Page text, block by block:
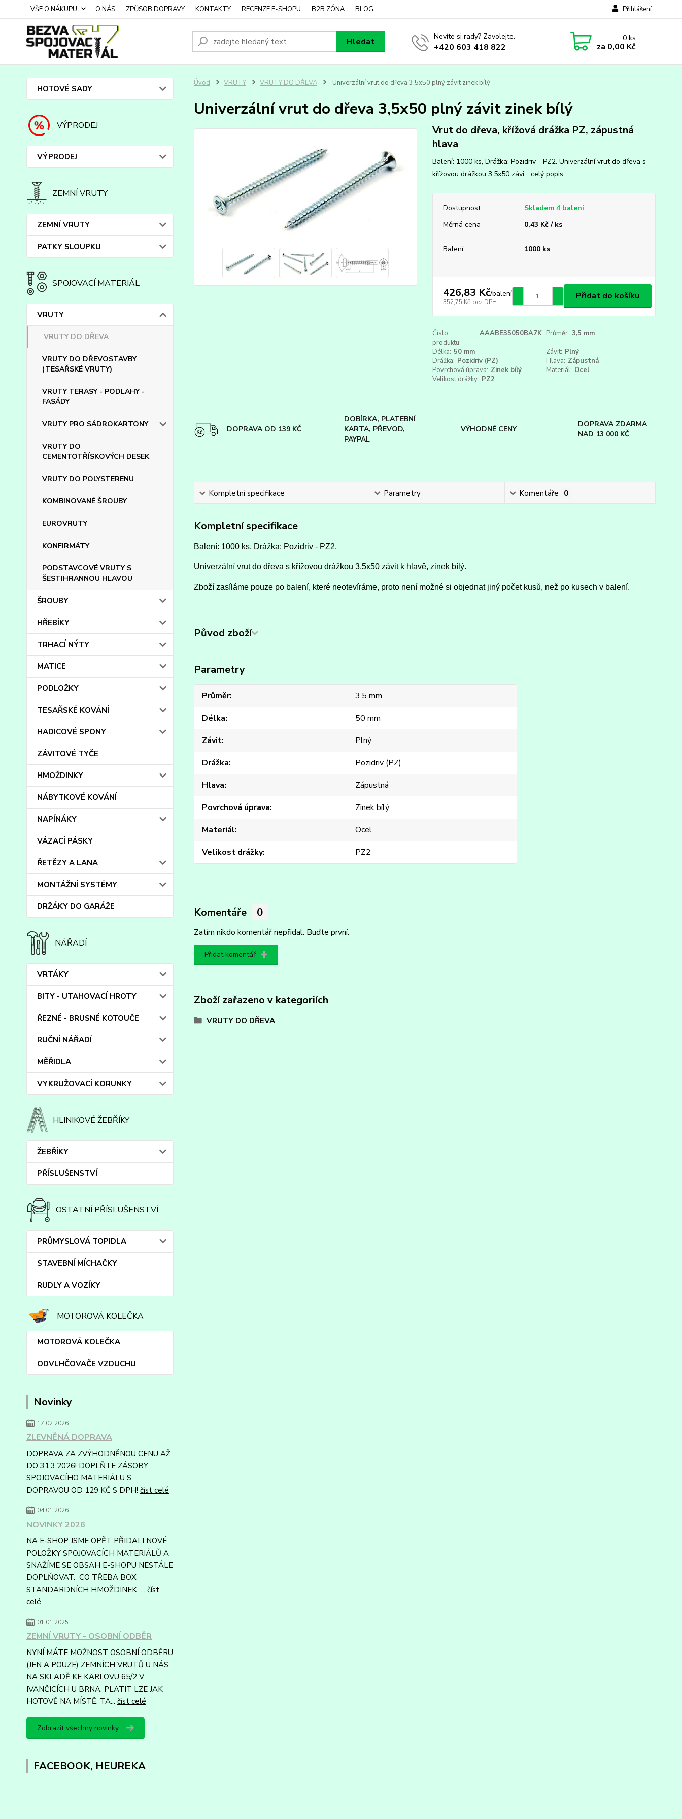
VŠE O NÁKUPU O NÁS ZPŮSOB DOPRAVY KONTAKTY RECENZE E-SHOPU B2B ZÓNA BLOG Přihlášení
Hledat Nevíte si rady? Zavolejte.
+420 603 418 822
0ks
za 0,00 Kč
HOTOVÉ SADY
VÝPRODEJ
VÝPRODEJ
ZEMNÍ VRUTY
ZEMNÍ VRUTY
PATKY SLOUPKU
SPOJOVACÍ MATERIÁL
VRUTY
VRUTY DO DŘEVA
VRUTY DO DŘEVOSTAVBY
(TESAŘSKÉ VRUTY)
VRUTY TERASY - PODLAHY -
FASÁDY
VRUTY PRO SÁDROKARTONY
VRUTY DO
CEMENTOTŘÍSKOVÝCH DESEK
VRUTY DO POLYSTERENU
KOMBINOVANÉ ŠROUBY
EUROVRUTY
KONFIRMÁTY
PODSTAVCOVÉ VRUTY S
ŠESTIHRANNOU HLAVOU
ŠROUBY
HŘEBÍKY
TRHACÍ NÝTY
MATICE
PODLOŽKY
TESAŘSKÉ KOVÁNÍ
HADICOVÉ SPONY
ZÁVITOVÉ TYČE
HMOŽDINKY
NÁBYTKOVÉ KOVÁNÍ
NAPÍNÁKY
VÁZACÍ PÁSKY
ŘETĚZY A LANA
MONTÁŽNÍ SYSTÉMY
DRŽÁKY DO GARÁŽE
NÁŘADÍ
VRTÁKY
BITY - UTAHOVACÍ HROTY
ŘEZNÉ - BRUSNÉ KOTOUČE
RUČNÍ NÁŘADÍ
MĚŘIDLA
VYKRUŽOVACÍ KORUNKY
HLINIKOVÉ ŽEBŘÍKY
ŽEBŘÍKY
PŘÍSLUŠENSTVÍ
OSTATNÍ PŘÍSLUŠENSTVÍ
PRŮMYSLOVÁ TOPIDLA
STAVEBNÍ MÍCHAČKY
RUDLY A VOZÍKY
MOTOROVÁ KOLEČKA
MOTOROVÁ KOLEČKA
ODVLHČOVAČE VZDUCHU
Novinky
17.02.2026
ZLEVNĚNÁ DOPRAVA
DOPRAVA ZA ZVÝHODNĚNOU CENU AŽ
DO 31.3.2026! DOPLŇTE ZÁSOBY
SPOJOVACÍHO MATERIÁLU S
DOPRAVOU OD 129 KČ S DPH! číst celé
04.01.2026
NOVINKY 2026
NA E-SHOP JSME OPĚT PŘIDALI NOVÉ
POLOŽKY SPOJOVACÍCH MATERIÁLŮ A
SNAŽÍME SE OBSAH E-SHOPU NESTÁLE
DOPLŇOVAT. CO TŘEBA BOX
STANDARDNÍCH HMOŽDINEK, ... číst
celé
01.01.2025
ZEMNÍ VRUTY - OSOBNÍ ODBĚR
NYNÍ MÁTE MOŽNOST OSOBNÍ ODBĚRU
(JEN A POUZE) ZEMNÍCH VRUTŮ U NÁS
NA SKLADĚ KE KARLOVU 65/2 V
IVANČICÍCH U BRNA. PLATIT LZE JAK
HOTOVĚ NA MÍSTĚ, TA... číst celé
Zobrazit všechny novinky
FACEBOOK, HEUREKA
Úvod VRUTY VRUTY DO DŘEVA Univerzální vrut do dřeva 3,5x50 plný závit zinek bílý
Univerzální vrut do dřeva 3,5x50 plný závit zinek bílý
Vrut do dřeva, křížová drážka PZ, zápustná
hlava
Balení: 1000 ks, Drážka: Pozidriv - PZ2. Univerzální vrut do dřeva s
křížovou drážkou 3,5x50 závi... celý popis
Dostupnost
Skladem 4 balení
Měrná cena
0,43 Kč / ks
Balení 1000 ks
426,83 Kč/balení
352,75 Kč bez DPH
Přidat do košíku
Číslo
produktu:
AAABE35050BA7K Průměr: 3,5 mm
Délka: 50 mm Závit: Plný
Drážka: Pozidriv (PZ) Hlava: Zápustná
Povrchová úprava: Zinek bílý Materiál: Ocel
Velikost drážky: PZ2
DOPRAVA OD 139 KČ
DOBÍRKA, PLATEBNÍ
KARTA, PŘEVOD,
PAYPAL
VÝHODNÉ CENY
DOPRAVA ZDARMA
NAD 13 000 KČ
Kompletní specifikace Parametry Komentáře 0
Kompletní specifikace
Balení: 1000 ks, Drážka: Pozidriv - PZ2.
Univerzální vrut do dřeva s křížovou drážkou 3,5x50 závit k hlavě, zinek bílý.
Zboží zasíláme pouze po balení, které neotevíráme, proto není možné si objednat jiný počet kusů, než po kusech v balení.
Původ zboží
Parametry
Průměr
3,5 mm
Délka
50 mm
Závit
Plný
Drážka
Pozidriv (PZ)
Hlava
Zápustná
Povrchová úprava
Zinek bílý
Materiál
Ocel
Velikost drážky
PZ2
Komentáře 0
Zatím nikdo komentář nepřidal. Buďte první.
Přidat komentář
Zboží zařazeno v kategoriích
VRUTY DO DŘEVA